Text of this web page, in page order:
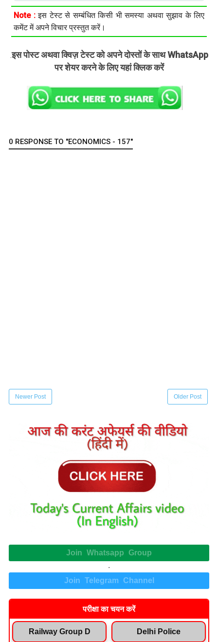
Note :इस टेस्ट से सम्बंधित किसी भी समस्या अथवा सुझाव के लिए
कमेंट में अपने विचार प्रस्तुत करें।
.इस पोस्ट अथवा क्विज़ टेस्ट को अपने दोस्तों के साथ WhatsApp
पर शेयर करने के लिए यहां क्लिक करें
0 RESPONSE TO "ECONOMICS - 157"
Newer Post Older Post
Join Whatsapp Group
.
Join Telegram Channel
परीक्षा का चयन करें
Railway Group D Delhi Police